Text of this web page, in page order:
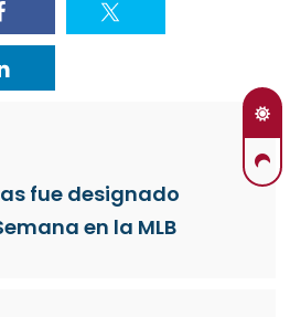
fue designado
en la MLB